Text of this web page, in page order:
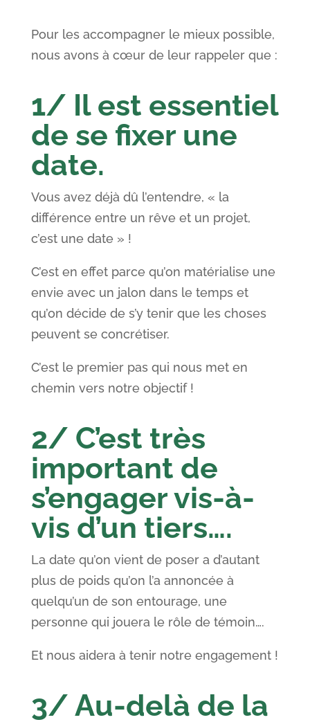
Pour les accompagner le mieux possible,
nous avons à cœur de leur rappeler que :
1/ Il est essentiel
de se fixer une
date.
Vous avez déjà dû l’entendre, « la
différence entre un rêve et un projet,
c’est une date » !
C’est en effet parce qu’on matérialise une
envie avec un jalon dans le temps et
qu’on décide de s’y tenir que les choses
peuvent se concrétiser.
C’est le premier pas qui nous met en
chemin vers notre objectif !
2/ C’est très
important de
s’engager vis-à-
vis d’un tiers….
La date qu’on vient de poser a d’autant
plus de poids qu’on l’a annoncée à
quelqu’un de son entourage, une
personne qui jouera le rôle de témoin….
Et nous aidera à tenir notre engagement !
3/ Au-delà de la